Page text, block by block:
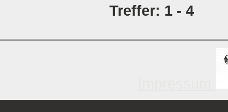
Treffer: 1 - 4